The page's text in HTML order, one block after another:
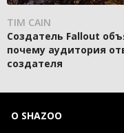
TIM CAIN
Создатель Fallout
почему аудитория
создателя
О SHAZOO